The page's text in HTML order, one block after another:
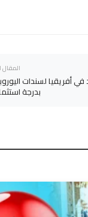
المقال
أفريقيا لسندات
بدرجة